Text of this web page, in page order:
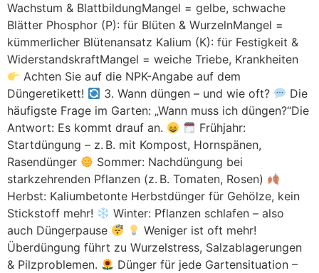
Wachstum & BlattbildungMangel = gelbe, schwache
Blätter Phosphor (P): für Blüten & WurzelnMangel =
kümmerlicher Blütenansatz Kalium (K): für Festigkeit &
WiderstandskraftMangel = weiche Triebe, Krankheiten
Achten Sie auf die NPK-Angabe auf dem
Düngeretikett!
3. Wann düngen – und wie oft?
Die
häufigste Frage im Garten: „Wann muss ich düngen?“Die
Antwort: Es kommt drauf an.
Frühjahr:
Startdüngung – z. B. mit Kompost, Hornspänen,
Rasendünger
Sommer: Nachdüngung bei
starkzehrenden Pflanzen (z. B. Tomaten, Rosen)
Herbst: Kaliumbetonte Herbstdünger für Gehölze, kein
Stickstoff mehr!
Winter: Pflanzen schlafen – also
auch Düngerpause
Weniger ist oft mehr!
Überdüngung führt zu Wurzelstress, Salzablagerungen
& Pilzproblemen.
Dünger für jede Gartensituation –